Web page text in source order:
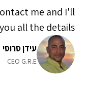
me and I'll
all the details!
עידן סרוסי
CEO G.R.E